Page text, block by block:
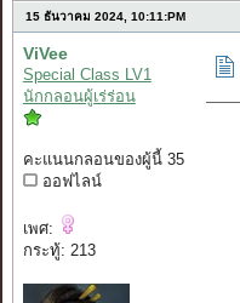
15 ธันวาคม 2024, 10:11:PM
ViVee
Special Class LV1
นักกลอนผู้เร่ร่อน
คะแนนกลอนของผู้นี้ 35
ออฟไลน์
เพศ:
กระทู้: 213